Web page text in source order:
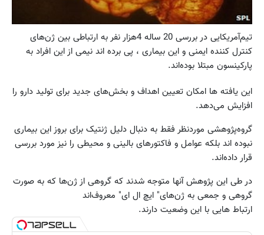
تیم‌آمریکایی در بررسی 20 ساله 4هزار نفر به ارتباطی بین ژن‌های
کنترل کننده ایمنی و این بیماری ، پی برده اند نیمی از این افراد به
پارکینسون مبتلا بوده‌اند.
این یافته ها امکان تعیین اهداف و بخش‌های جدید برای تولید دارو را
افزایش می‌دهد.
گروه‌پژوهشی موردنظر فقط به دنبال دلیل ژنتیک برای بروز این بیماری
نبوده اند بلکه عوامل و فاکتورهای بالینی و محیطی را نیز مورد بررسی
قرار داده‌اند.
در طی این پژوهش آنها متوجه شدند که گروهی از ژن‌ها که به صورت
گروهی و جمعی به ژن‌های" ایچ ال ای" معروف‌اند
ارتباط هایی با این وضعیت دارند.